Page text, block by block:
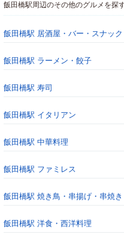
飯田橋駅周辺のその他のグルメを探
飯田橋駅 居酒屋・バー・スナック
飯田橋駅 ラーメン・餃子
飯田橋駅 寿司
飯田橋駅 イタリアン
飯田橋駅 中華料理
飯田橋駅 ファミレス
飯田橋駅 焼き鳥・串揚げ・串焼き
飯田橋駅 洋食・西洋料理